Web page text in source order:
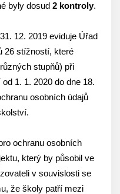
byly dosud 2 kontroly.
12. 2019 eviduje Úřad
26 stížností, které
stupňů) při
1. 1. 2020 do dne 18.
osobních údajů
ochranu osobních
který by působil ve
v souvislosti se
že školy patří mezi